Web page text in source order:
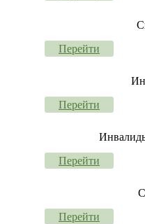
Перейти
Перейти
Перейти
Перейти